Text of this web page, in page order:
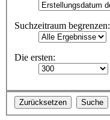
Suchzeitraum begrenzen:
Die ersten: